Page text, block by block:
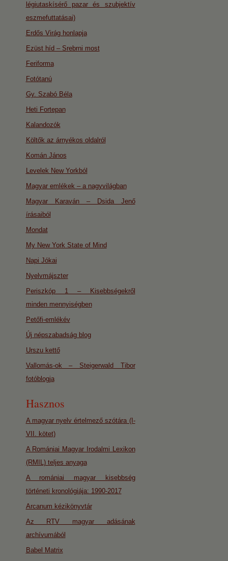
légiutaskísérő pazar és szubjektív
eszmefuttatásai)
Erdős Virág honlapja
Ezüst híd – Srebrni most
Feriforma
Fotótanú
Gy. Szabó Béla
Heti Fortepan
Kalandozók
Költők az árnyékos oldalról
Komán János
Levelek New Yorkból
Magyar emlékek – a nagyvilágban
Magyar Karaván – Dsida Jenő
írásaiból
Mondat
My New York State of Mind
Napi Jókai
Nyelvmájszter
Periszkóp 1 – Kisebbségekről
minden mennyiségben
Petőfi-emlékév
Új népszabadság blog
Urszu kettő
Vallomás-ok – Steigerwald Tibor
fotóblogja
Hasznos
A magyar nyelv értelmező szótára (I-
VII. kötet)
A Romániai Magyar Irodalmi Lexikon
(RMIL) teljes anyaga
A romániai magyar kisebbség
történeti kronológiája: 1990-2017
Arcanum kézikönyvtár
Az RTV magyar adásának
archívumából
Babel Matrix